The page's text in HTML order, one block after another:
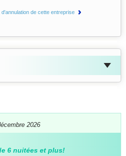
de cette entreprise
2026
6 nuitées et plus!